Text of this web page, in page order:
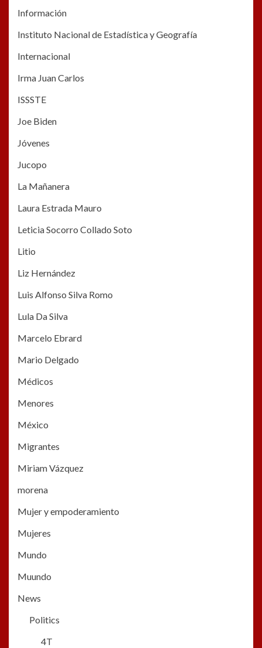
Información
Instituto Nacional de Estadística y Geografía
Internacional
Irma Juan Carlos
ISSSTE
Joe Biden
Jóvenes
Jucopo
La Mañanera
Laura Estrada Mauro
Leticia Socorro Collado Soto
Litio
Liz Hernández
Luis Alfonso Silva Romo
Lula Da Silva
Marcelo Ebrard
Mario Delgado
Médicos
Menores
México
Migrantes
Miriam Vázquez
morena
Mujer y empoderamiento
Mujeres
Mundo
Muundo
News
Politics
4T